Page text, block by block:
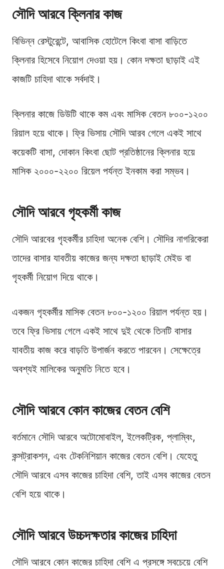
সৌদি আরবে ক্লিনার কাজ
বিভিন্ন রেস্টুরেন্টে, আবাসিক হোটেলে কিংবা বাসা বাড়িতে
ক্লিনার হিসেবে নিয়োগ দেওয়া হয়। কোন দক্ষতা ছাড়াই এই
কাজটি চাহিদা থাকে সর্বদাই।
ক্লিনার কাজে ডিউটি থাকে কম এবং মাসিক বেতন ৮০০-১২০০
রিয়াল হয়ে থাকে। ফ্রি ভিসায় সৌদি আরব গেলে একই সাথে
কয়েকটি বাসা, দোকান কিংবা ছোট প্রতিষ্ঠানের ক্লিনার হয়ে
মাসিক ২০০০-২২০০ রিয়েল পর্যন্ত ইনকাম করা সম্ভব।
সৌদি আরবে গৃহকর্মী কাজ
সৌদি আরবের গৃহকর্মীর চাহিদা অনেক বেশি। সৌদির নাগরিকেরা
তাদের বাসার যাবতীয় কাজের জন্য দক্ষতা ছাড়াই মেইড বা
গৃহকর্মী নিয়োগ দিয়ে থাকে।
একজন গৃহকর্মীর মাসিক বেতন ৮০০-১২০০ রিয়াল পর্যন্ত হয়।
তবে ফ্রি ভিসায় গেলে একই সাথে দুই থেকে তিনটি বাসার
যাবতীয় কাজ করে বাড়তি উপার্জন করতে পারবেন। সেক্ষেত্রে
অবশ্যই মালিকের অনুমতি নিতে হবে।
সৌদি আরবে কোন কাজের বেতন বেশি
বর্তমানে সৌদি আরবে অটোমোবাইল, ইলেকট্রিক, প্লাম্বিং,
কন্সট্রাকশন, এবং টেকনিশিয়ান কাজের বেতন বেশি। যেহেতু
সৌদি আরবে এসব কাজের চাহিদা বেশি, তাই এসব কাজের বেতন
বেশি হয়ে থাকে।
সৌদি আরবে উচ্চদক্ষতার কাজের চাহিদা
সৌদি আরবে কোন কাজের চাহিদা বেশি এ প্রসঙ্গে সবচেয়ে বেশি